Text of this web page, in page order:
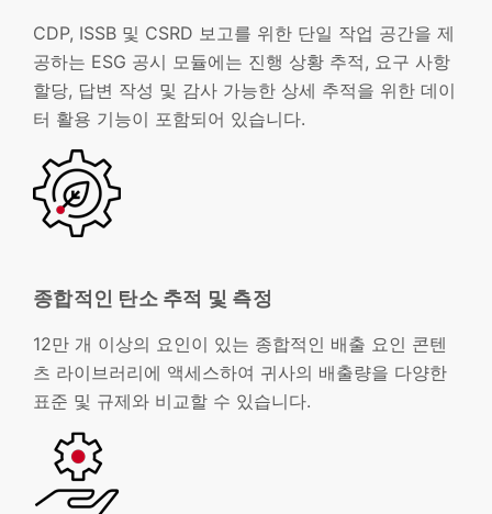
CDP, ISSB 및 CSRD 보고를 위한 단일 작업 공간을 제
공하는 ESG 공시 모듈에는 진행 상황 추적, 요구 사항
할당, 답변 작성 및 감사 가능한 상세 추적을 위한 데이
터 활용 기능이 포함되어 있습니다.
종합적인 탄소 추적 및 측정
12만 개 이상의 요인이 있는 종합적인 배출 요인 콘텐
츠 라이브러리에 액세스하여 귀사의 배출량을 다양한
표준 및 규제와 비교할 수 있습니다.